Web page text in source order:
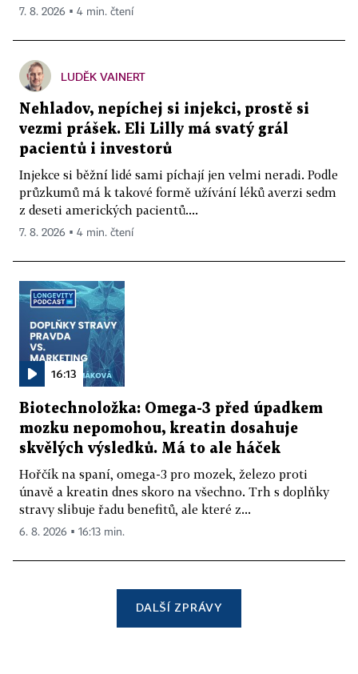
7. 8. 2026 ▪ 4 min. čtení
LUDĚK VAINERT
Nehladov, nepíchej si injekci, prostě si
vezmi prášek. Eli Lilly má svatý grál
pacientů i investorů
Injekce si běžní lidé sami píchají jen velmi neradi. Podle
průzkumů má k takové formě užívání léků averzi sedm
z deseti amerických pacientů....
7. 8. 2026 ▪ 4 min. čtení
16:13
Biotechnoložka: Omega-3 před úpadkem
mozku nepomohou, kreatin dosahuje
skvělých výsledků. Má to ale háček
Hořčík na spaní, omega-3 pro mozek, železo proti
únavě a kreatin dnes skoro na všechno. Trh s doplňky
stravy slibuje řadu benefitů, ale které z...
6. 8. 2026 ▪ 16:13 min.
DALŠÍ ZPRÁVY